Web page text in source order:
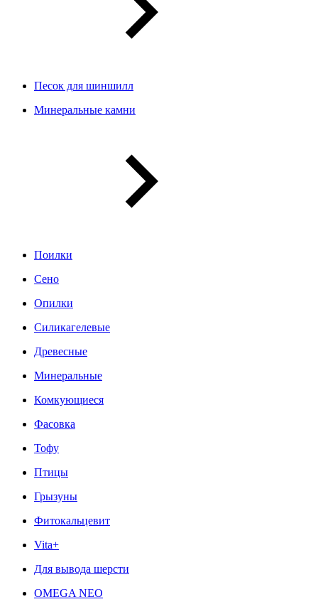
Песок для шиншилл
Минеральные камни
Поилки
Сено
Опилки
Силикагелевые
Древесные
Минеральные
Комкующиеся
Фасовка
Тофу
Птицы
Грызуны
Фитокальцевит
Vita+
Для вывода шерсти
OMEGA NEO